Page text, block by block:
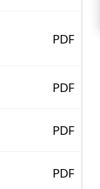
PDF
PDF
PDF
PDF